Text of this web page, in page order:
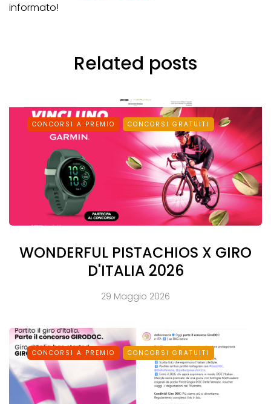
informato!
Related posts
CONCORSI A PREMIO CONCORSI GRATUITI
WONDERFUL PISTACHIOS X GIRO
D'ITALIA 2026
29 Maggio 2026
CONCORSI A PREMIO CONCORSI GRATUITI